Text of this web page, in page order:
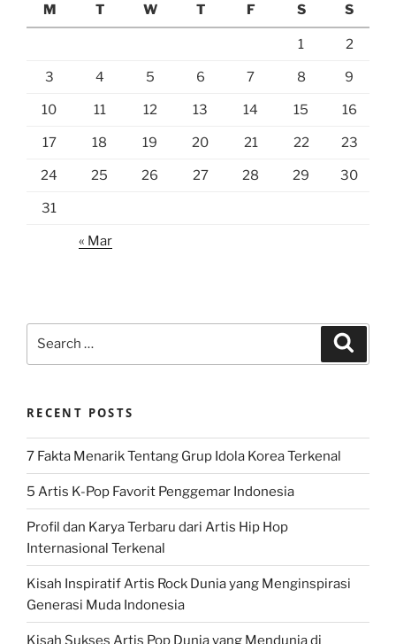
M
T W T F S S
1 2
3 4 5 6 7 8 9
10 11 12 13 14 15 16
17 18 19 20 21 22 23
24 25 26 27 28 29 30
31
« Mar
RECENT POSTS
7 Fakta Menarik Tentang Grup Idola Korea Terkenal
5 Artis K-Pop Favorit Penggemar Indonesia
Profil dan Karya Terbaru dari Artis Hip Hop
Internasional Terkenal
Kisah Inspiratif Artis Rock Dunia yang Menginspirasi
Generasi Muda Indonesia
Kisah Sukses Artis Pop Dunia yang Mendunia di